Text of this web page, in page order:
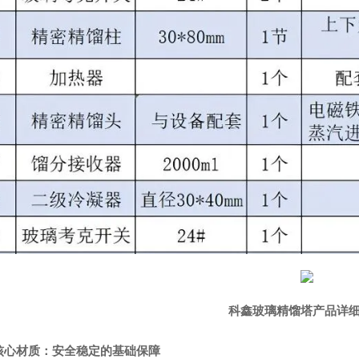
科鑫玻璃精馏塔产品详
心材质：安全稳定的基础保障